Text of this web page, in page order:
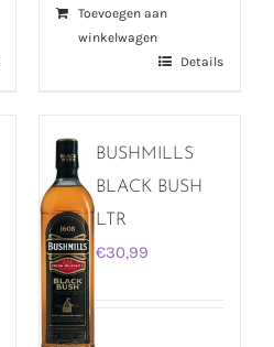
Toevoegen aan
winkelwagen
Details
BUSHMILLS
BLACK BUSH
LTR
€30,99